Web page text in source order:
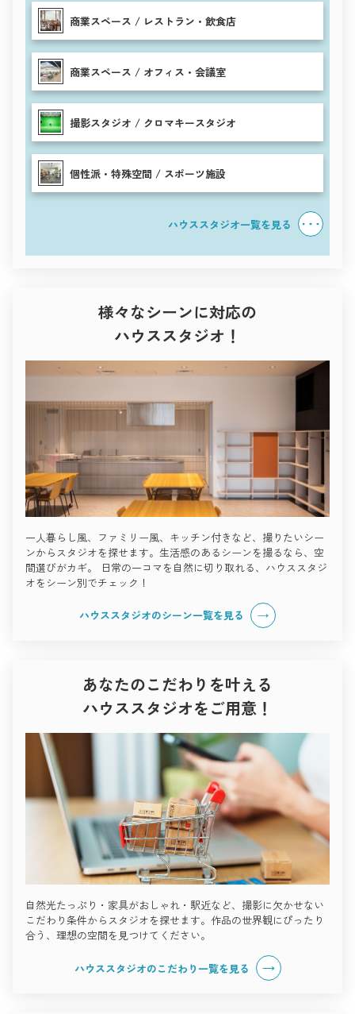
商業スペース / レストラン・飲食店
商業スペース / オフィス・会議室
撮影スタジオ / クロマキースタジオ
個性派・特殊空間 / スポーツ施設
ハウススタジオ一覧を見る
様々なシーンに対応の
ハウススタジオ！
一人暮らし風、ファミリー風、キッチン付きなど、撮りたいシー
ンからスタジオを探せます。生活感のあるシーンを撮るなら、空
間選びがカギ。 日常の一コマを自然に切り取れる、ハウススタジ
オをシーン別でチェック！
ハウススタジオのシーン一覧を見る
あなたのこだわりを叶える
ハウススタジオをご用意！
自然光たっぷり・家具がおしゃれ・駅近など、撮影に欠かせない
こだわり条件からスタジオを探せます。作品の世界観にぴったり
合う、理想の空間を見つけてください。
ハウススタジオのこだわり一覧を見る